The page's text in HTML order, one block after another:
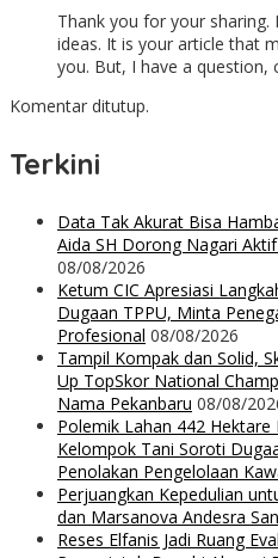
Thank you for your
ideas. It is your article that
you. But, I have a question,
Komentar ditutup.
Terkini
Data Tak Akurat Bisa
Aida SH Dorong Nagari
08/08/2026
Ketum CIC Apresiasi
Dugaan TPPU, Minta
Profesional 08/08/2026
Tampil Kompak dan Solid,
Up TopSkor National
Nama Pekanbaru 08/08/
Polemik Lahan 442
Kelompok Tani Soroti
Penolakan Pengelolaan
Perjuangkan Kepedulian
dan Marsanova Andesra
Reses Elfanis Jadi Ruang